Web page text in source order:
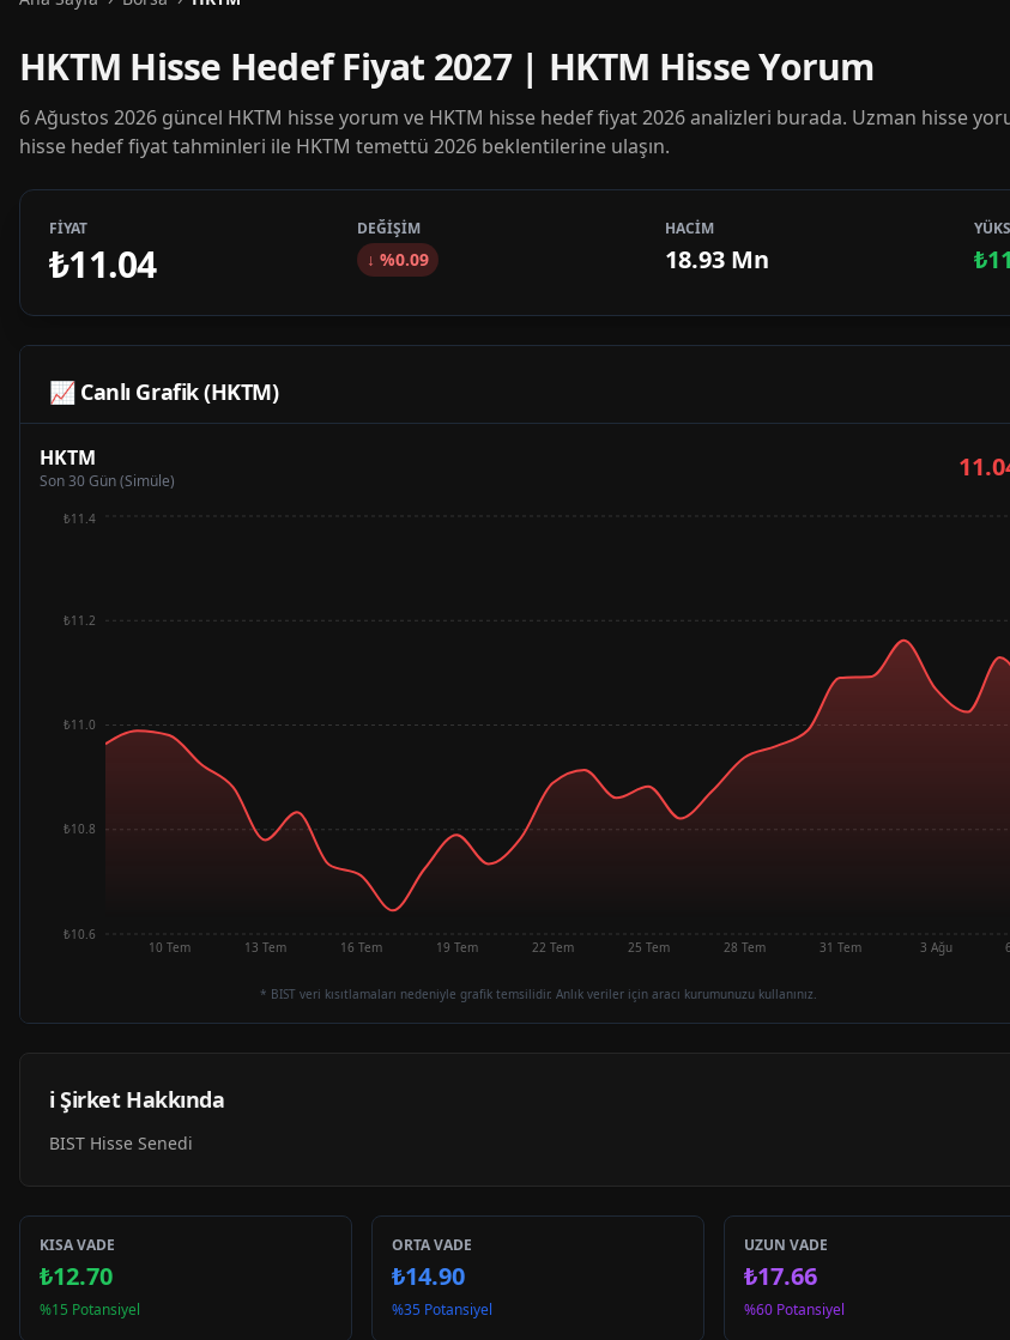
HKTM Hisse Hedef Fiyat 2027 | HKTM Hisse Yorum
6 Ağustos 2026 güncel HKTM hisse yorum ve HKTM hisse hedef fiyat 2026 analizleri burada. Uzman hisse
hisse hedef fiyat tahminleri ile HKTM temettü 2026 beklentilerine ulaşın.
FİYAT
₺11.04
DEĞİŞİM
↓ %0.09
HACİM
18.93 Mn
📈 Canlı Grafik (HKTM)
HKTM
Son 30 Gün (Simüle)
10 Tem 13 Tem 16 Tem 19 Tem 22 Tem 25 Tem 28 Tem 31 Tem 3 Ağu
₺10.6
₺10.8
₺11.0
₺11.2
₺11.4
* BIST veri kısıtlamaları nedeniyle grafik temsilidir. Anlık veriler için aracı kurumunuzu kullanınız.
ℹ️ Şirket Hakkında
BIST Hisse Senedi
KISA VADE
₺12.70
%15 Potansiyel
ORTA VADE
₺14.90
%35 Potansiyel
UZUN VADE
₺17.66
%60 Potansiyel